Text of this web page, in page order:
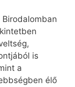
is
a
élő